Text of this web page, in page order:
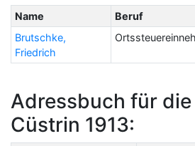
Name Beruf
Brutschke,
Friedrich
Adressbuch für
Cüstrin 1913: